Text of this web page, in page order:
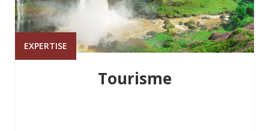
EXPERTISE
Tourisme